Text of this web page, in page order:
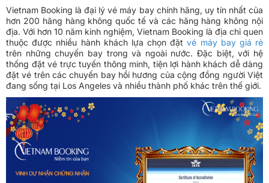
Vietnam Booking là đại lý vé máy bay chính hãng, uy tín nhất của
hơn 200 hãng hàng không quốc tế và các hãng hàng không nội
địa. Với hơn 10 năm kinh nghiệm, Vietnam Booking là địa chỉ quen
thuộc được nhiều hành khách lựa chọn đặtvé máy bay giá rẻ
trên những chuyến bay trong và ngoài nước. Đặc biệt, với hệ
thống đặt vé trực tuyến thông minh, tiện lợi hành khách dễ dàng
đặt vé trên các chuyến bay hồi hương của cộng đồng người Việt
đang sống tại Los Angeles và nhiều thành phố khác trên thế giới.